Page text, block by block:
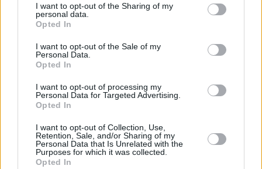
de su consentimiento, pero usted tiene el derecho de
rechazar tal procesamiento. Sus preferencias se aplicarán
cualquier momento entrando de nuevo en este sitio web o
visitando nuestra política de privacidad.
I want to opt-out of the Sharing of my
personal data.
Opted In
I want to opt-out of the Sale of my
Personal Data.
Opted In
I want to opt-out of processing my
Personal Data for Targeted Advertising.
Opted In
I want to opt-out of Collection, Use,
Retention, Sale, and/or Sharing of my
Personal Data that Is Unrelated with the
Purposes for which it was collected.
Opted In